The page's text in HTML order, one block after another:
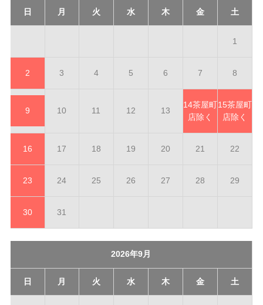
日 月 火 水 木 金 土
1
2 3 4 5 6 7 8
9 10 11 12 13
14茶屋町
店除く
15茶屋町
店除く
16 17 18 19 20 21 22
23 24 25 26 27 28 29
30 31
2026年9月
日 月 火 水 木 金 土